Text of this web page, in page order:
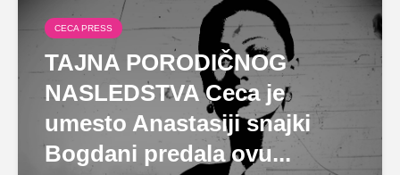
CECA PRESS
TAJNA PORODIČNOG
NASLEDSTVA Ceca je
umesto Anastasiji snajki
Bogdani predala ovu...